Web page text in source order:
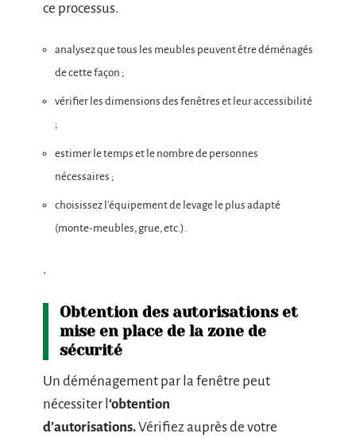
ce processus.
analysez que tous les meubles peuvent être déménagés
de cette façon ;
vérifier les dimensions des fenêtres et leur accessibilité
;
estimer le temps et le nombre de personnes
nécessaires ;
choisissez l’équipement de levage le plus adapté
(monte-meubles, grue, etc.).
.
Obtention des autorisations et
mise en place de la zone de
sécurité
Un déménagement par la fenêtre peut
nécessiter l ‘obtention
d’autorisations.Vérifiez auprès de votre